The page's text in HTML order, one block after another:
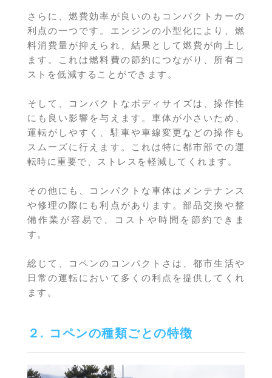
さらに、燃費効率が良いのもコンパクトカーの
利点の一つです。エンジンの小型化により、燃
料消費量が抑えられ、結果として燃費が向上し
ます。これは燃料費の節約につながり、所有コ
ストを低減することができます。
そして、コンパクトなボディサイズは、操作性
にも良い影響を与えます。車体が小さいため、
運転がしやすく、駐車や車線変更などの操作も
スムーズに行えます。これは特に都市部での運
転時に重要で、ストレスを軽減してくれます。
その他にも、コンパクトな車体はメンテナンス
や修理の際にも利点があります。部品交換や整
備作業が容易で、コストや時間を節約できま
す。
総じて、コペンのコンパクトさは、都市生活や
日常の運転において多くの利点を提供してくれ
ます。
２. コペンの種類ごとの特徴